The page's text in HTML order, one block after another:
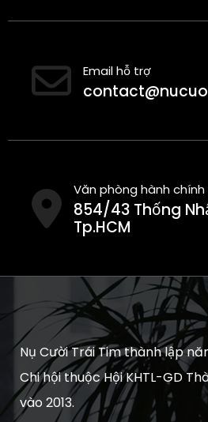
Email hỗ trợ
Văn phòng hành chính
854/43 Thống
Tp.HCM
Nụ Cười Trái Tim thành lập
Chi hội thuộc Hội KHTL-GD
vào 2013.